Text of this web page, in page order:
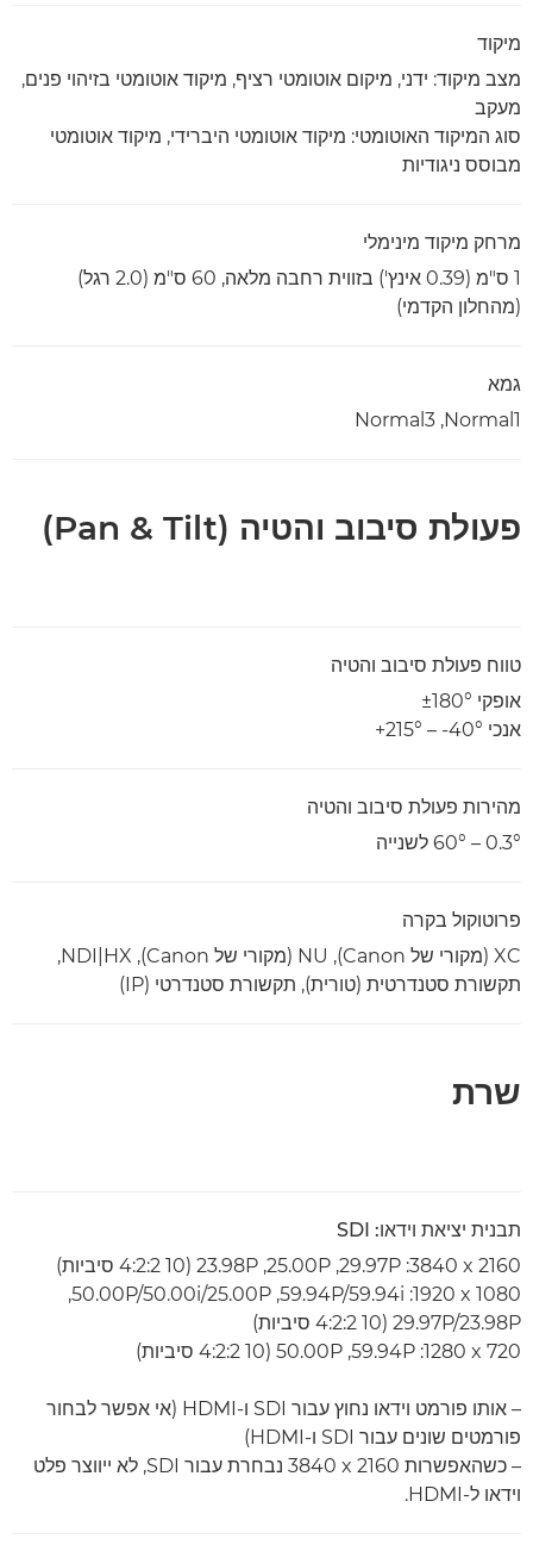
מיקוד
מצב מיקוד: ידני, מיקום אוטומטי רציף, מיקוד אוטומטי בזיהוי פנים,
מעקב
סוג המיקוד האוטומטי: מיקוד אוטומטי היברידי, מיקוד אוטומטי
מבוסס ניגודיות
מרחק מיקוד מינימלי
1 ס"מ (0.39 אינץ') בזווית רחבה מלאה, 60 ס"מ (2.0 רגל)
(מהחלון הקדמי)
גמא
Normal1‏, Normal3
פעולת סיבוב והטיה (Pan & Tilt)
טווח פעולת סיבוב והטיה
אופקי ±180°
אנכי ‎-40°‏ – ‎+215°
מהירות פעולת סיבוב והטיה
0.3° – 60° לשנייה
פרוטוקול בקרה
XC (מקורי של Canon‏), NU (מקורי של Canon)‏, NDI|HX‏,
תקשורת סטנדרטית (טורית), תקשורת סטנדרטי (IP)
שרת
תבנית יציאת וידאו: SDI
‎3840 x 2160‎‏: 29.97P‏, 25.00P‏, 23.98P (4:2:2 10 סיביות)
‎1920 x 1080‎:‏ 59.94P/59.94i‏, 50.00P/50.00i/25.00P‏,
29.97P/23.98P (4:2:2 10 סיביות)
‎1280 x 720‎‏: 59.94P‏, 50.00P (4:2:2 10 סיביות)
– אותו פורמט וידאו נחוץ עבור SDI ו-HDMI (אי אפשר לבחור
פורמטים שונים עבור SDI ו-HDMI)
– כשהאפשרות ‎3840 x 2160 נבחרת עבור SDI, לא ייווצר פלט
וידאו ל-HDMI.